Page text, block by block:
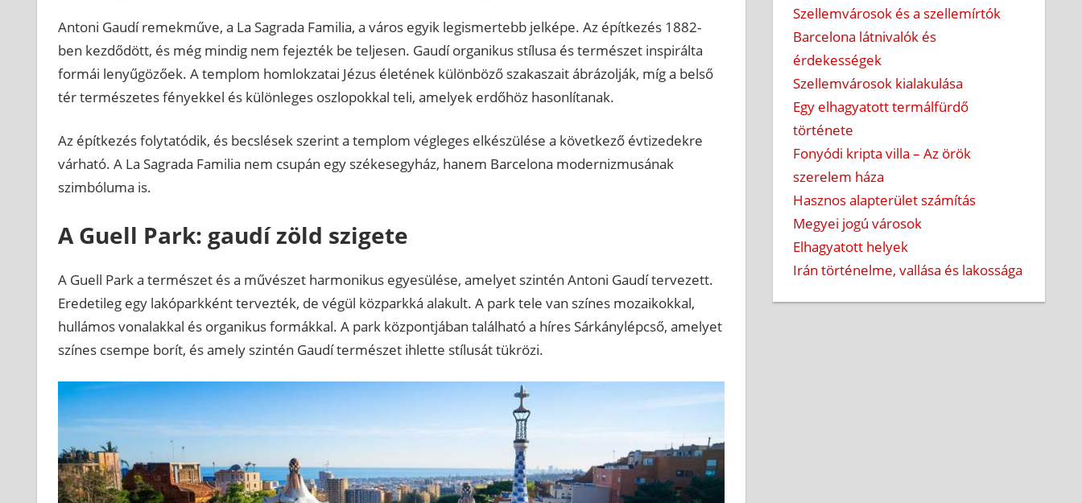
Antoni Gaudí remekműve, a La Sagrada Familia, a város egyik legismertebb jelképe. Az építkezés 1882-
ben kezdődött, és még mindig nem fejezték be teljesen. Gaudí organikus stílusa és természet inspirálta
formái lenyűgözőek. A templom homlokzatai Jézus életének különböző szakaszait ábrázolják, míg a belső
tér természetes fényekkel és különleges oszlopokkal teli, amelyek erdőhöz hasonlítanak.
Az építkezés folytatódik, és becslések szerint a templom végleges elkészülése a következő évtizedekre
várható. A La Sagrada Familia nem csupán egy székesegyház, hanem Barcelona modernizmusának
szimbóluma is.
A Guell Park: gaudí zöld szigete
A Guell Park a természet és a művészet harmonikus egyesülése, amelyet szintén Antoni Gaudí tervezett.
Eredetileg egy lakóparkként tervezték, de végül közparkká alakult. A park tele van színes mozaikokkal,
hullámos vonalakkal és organikus formákkal. A park központjában található a híres Sárkánylépcső, amelyet
színes csempe borít, és amely szintén Gaudí természet ihlette stílusát tükrözi.
Szellemvárosok és a szellemírtók
Barcelona látnivalók és
érdekességek
Szellemvárosok kialakulása
Egy elhagyatott termálfürdő
története
Fonyódi kripta villa – Az örök
szerelem háza
Hasznos alapterület számítás
Megyei jogú városok
Elhagyatott helyek
Irán történelme, vallása és lakossága